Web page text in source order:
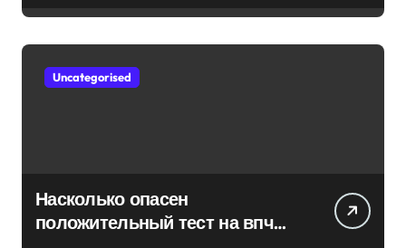
Uncategorised
Насколько опасен
положительный тест на впч